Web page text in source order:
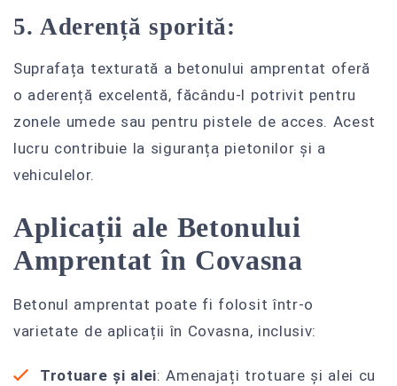
5. Aderență sporită:
Suprafața texturată a betonului amprentat oferă
o aderență excelentă, făcându-l potrivit pentru
zonele umede sau pentru pistele de acces. Acest
lucru contribuie la siguranța pietonilor și a
vehiculelor.
Aplicații ale Betonului
Amprentat în Covasna
Betonul amprentat poate fi folosit într-o
varietate de aplicații în Covasna, inclusiv:
Trotuare și alei: Amenajați trotuare și alei cu